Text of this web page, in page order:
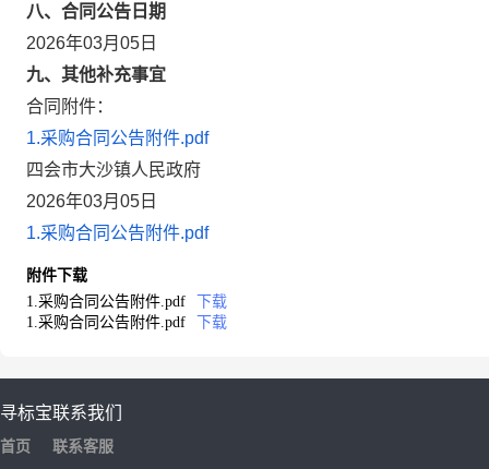
八、合同公告日期
2026年03月05日
九、其他补充事宜
合同附件：
1.采购合同公告附件.pdf
四会市大沙镇人民政府
2026年03月05日
1.采购合同公告附件.pdf
附件下载
1.采购合同公告附件.pdf
下载
1.采购合同公告附件.pdf
下载
寻标宝
首页
联系我们
联系客服